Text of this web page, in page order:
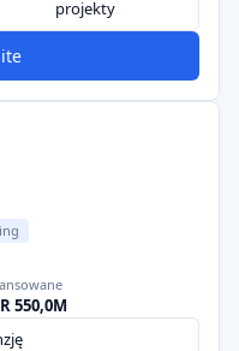
projekty
550,0M